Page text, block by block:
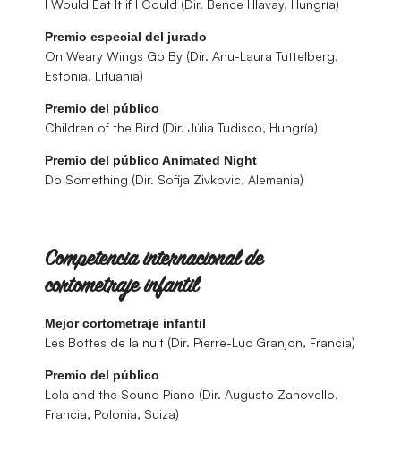
I Would Eat It if I Could (Dir. Bence Hlavay, Hungría)
Premio especial del jurado
On Weary Wings Go By (Dir. Anu-Laura Tuttelberg,
Estonia, Lituania)
Premio del público
Children of the Bird (Dir. Júlia Tudisco, Hungría)
Premio del público Animated Night
Do Something (Dir. Sofija Zivkovic, Alemania)
Competencia internacional de
cortometraje infantil
Mejor cortometraje infantil
Les Bottes de la nuit (Dir. Pierre-Luc Granjon, Francia)
Premio del público
Lola and the Sound Piano (Dir. Augusto Zanovello,
Francia, Polonia, Suiza)